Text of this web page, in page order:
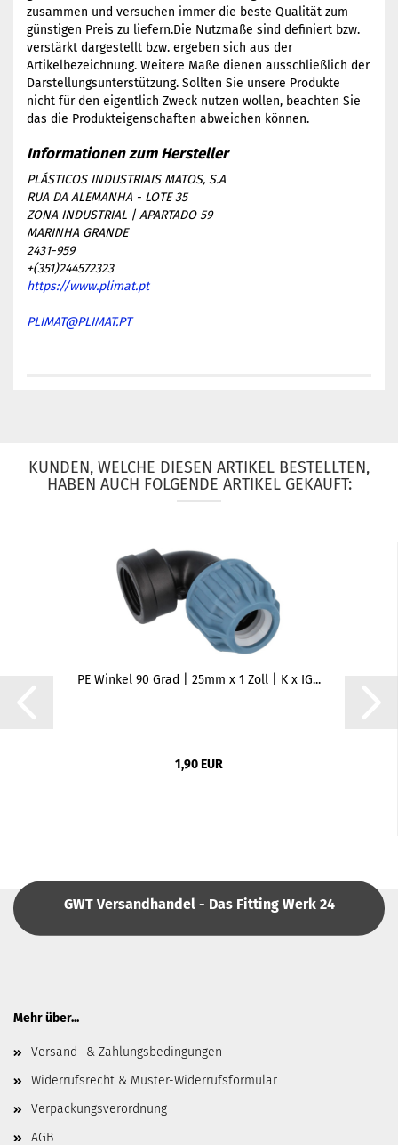
zusammen und versuchen immer die beste Qualität zum
günstigen Preis zu liefern.Die Nutzmaße sind definiert bzw.
verstärkt dargestellt bzw. ergeben sich aus der
Artikelbezeichnung. Weitere Maße dienen ausschließlich der
Darstellungsunterstützung. Sollten Sie unsere Produkte
nicht für den eigentlich Zweck nutzen wollen, beachten Sie
das die Produkteigenschaften abweichen können.
PLÁSTICOS INDUSTRIAIS MATOS, S.A
RUA DA ALEMANHA - LOTE 35
ZONA INDUSTRIAL | APARTADO 59
MARINHA GRANDE
2431-959
+(351)244572323
https://www.plimat.pt
PLIMAT@PLIMAT.PT
KUNDEN, WELCHE DIESEN ARTIKEL BESTELLTEN,
HABEN AUCH FOLGENDE ARTIKEL GEKAUFT:
PE Winkel 90 Grad | 25mm x 1 Zoll | K x IG...
1,90 EUR
GWT Versandhandel - Das Fitting Werk 24
Mehr über...
Versand- & Zahlungsbedingungen
Widerrufsrecht & Muster-Widerrufsformular
Verpackungsverordnung
AGB